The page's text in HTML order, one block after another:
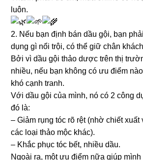
luôn.
2. Nếu bạn định bán dầu gội, bạn
dụng gì nổi trội, có thể giữ chân
Bởi vì dầu gội thảo dược trên thị
nhiều, nếu bạn không có ưu điểm
khó cạnh tranh.
Với dầu gội của mình, nó có 2 công
đó là:
– Giảm rụng tóc rõ rệt (nhờ chiết xuất
các loại thảo mộc khác).
– Khắc phục tóc bết, nhiều dầu.
Ngoài ra, một ưu điểm nữa giúp